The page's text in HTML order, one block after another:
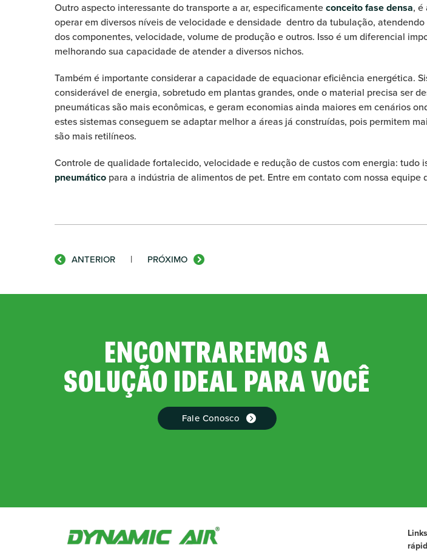
Outro aspecto interessante do transporte a ar, especificamenteconceito fase densa, é
operar em diversos níveis de velocidade e densidade dentro da tubulação,
dos componentes, velocidade, volume de produção e outros. Isso é um diferencial
melhorando sua capacidade de atender a diversos nichos.
Também é importante considerar a capacidade de equacionar eficiência energética.
considerável de energia, sobretudo em plantas grandes, onde o material precisa ser
pneumáticas são mais econômicas, e geram economias ainda maiores em cenários
estes sistemas conseguem se adaptar melhor a áreas já construídas, pois permitem
são mais retilíneos.
Controle de qualidade fortalecido, velocidade e redução de custos com energia: tudo
pneumático para a indústria de alimentos de pet. Entre em contato com nossa
ANTERIOR | PRÓXIMO
ENCONTRAREMOS A
SOLUÇÃO IDEAL PARA VOCÊ
Fale Conosco
Links